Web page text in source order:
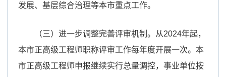
发展、基层综合治理等本市重点工作。
（三）进一步调整完善评审机制。从2024年起，
本市正高级工程师职称评审工作每年度开展一次。本
市正高级工程师申报继续实行总量调控，事业单位按